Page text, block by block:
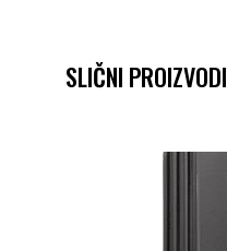
SLIČNI PROIZVODI